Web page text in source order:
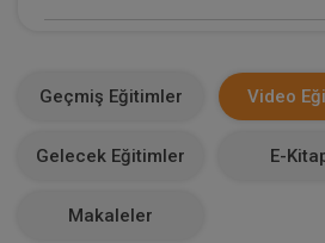
53
Geçmiş Eğitimler Video
Gelecek Eğitimler E-
Makaleler